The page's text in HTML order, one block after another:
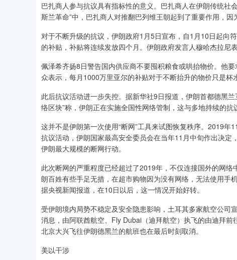
巴扎商人参与抗议具有指标性的意义。巴扎商人在伊朗传统
斯兰革命”中，巴扎商人对推翻巴列维王朝起到了重要作用，因
对于不断升级的抗议，伊朗政府1月5日宣布，自1月10日起向
的补贴，补贴将连续发放四个月。伊朗政府发言人穆哈杰拉尼
佩泽希齐扬8日警告国内供应商不要囤积粮食或哄抬物价。他
众表示，每月1000万里亚尔的补贴对于不断抬升的物价只是杯
此后抗议活动进一步失控。据新华社9日报道，伊朗首都德黑
络区块”称，伊朗正在实施全国性网络管制，这与多地持续的抗
这并不是伊朗第一次使用“断网”工具来试图恢复秩序。2019
抗议活动，伊朗国家最高安全委员会在当年11月中旬作出决
伊朗最大规模的断网行动。
此次断网的严重程度已经超过了2019年，不仅连接国外的网
朗百姓有些手足无措，在超市购物因为没有网络，无法使用手
据央视新闻报道，在10日以后，这一情况开始好转。
受伊朗境内局势不稳定及安全隐患影响，土耳其多家航空公司
消息，由阿联酋航空、Fly Dubai（迪拜航空）执飞的由迪拜
北京大兴飞往伊朗德黑兰的航班也在最后时刻取消。
美以干涉